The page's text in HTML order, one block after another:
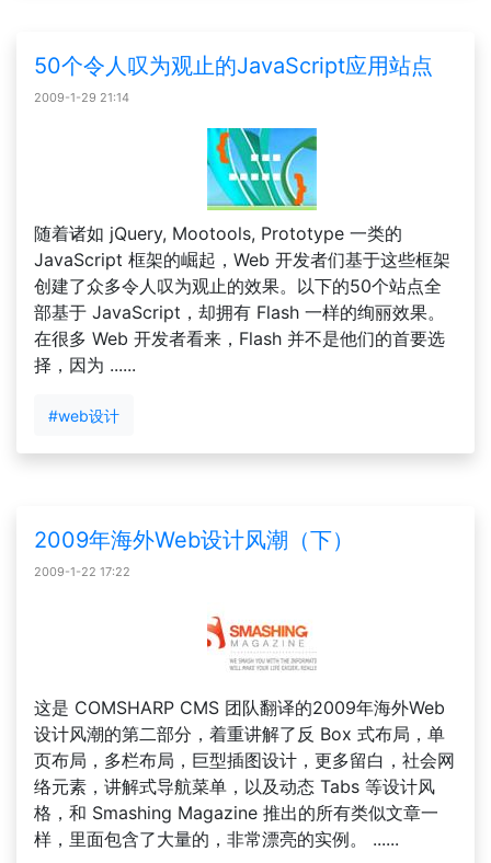
50个令人叹为观止的JavaScript应用站点
2009-1-29 21:14
随着诸如 jQuery, Mootools, Prototype 一类的
JavaScript 框架的崛起，Web 开发者们基于这些框架
创建了众多令人叹为观止的效果。以下的50个站点全
部基于 JavaScript，却拥有 Flash 一样的绚丽效果。
在很多 Web 开发者看来，Flash 并不是他们的首要选
择，因为 ......
#web设计
2009年海外Web设计风潮（下）
2009-1-22 17:22
这是 COMSHARP CMS 团队翻译的2009年海外Web
设计风潮的第二部分，着重讲解了反 Box 式布局，单
页布局，多栏布局，巨型插图设计，更多留白，社会网
络元素，讲解式导航菜单，以及动态 Tabs 等设计风
格，和 Smashing Magazine 推出的所有类似文章一
样，里面包含了大量的，非常漂亮的实例。 ......